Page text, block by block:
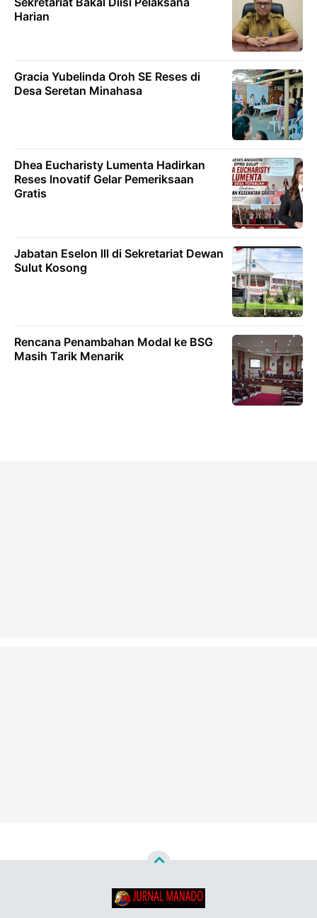
Harian
Gracia Yubelinda Oroh SE Reses di
Desa Seretan Minahasa
Dhea Eucharisty Lumenta Hadirkan
Reses lnovatif Gelar Pemeriksaan
Gratis
Jabatan Eselon lll di Sekretariat Dewan
Sulut Kosong
Rencana Penambahan Modal ke BSG
Masih Tarik Menarik